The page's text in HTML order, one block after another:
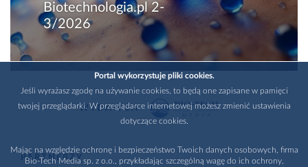
Biotechnologia.pl 2-
3/2026
WYDAWCA
PARTNERZY
Portal wykorzystuje pliki cookies.
Jeśli wyrażasz zgodę na używanie cookies, to będą one zapisane w pamięci
twojej przeglądarki. W przeglądarce internetowej możesz zmienić ustawienia
dotyczące cookies.
Mając na względzie ochronę i bezpieczeństwo Twoich danych osobowych, firma
Bio-Tech Media sp. z o.o., przykładając szczególną wagę do ich ochrony,